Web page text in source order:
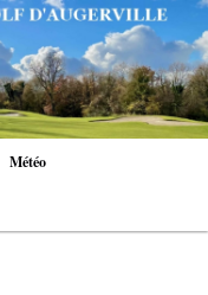
Météo